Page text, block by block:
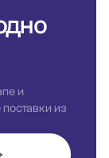
и
из